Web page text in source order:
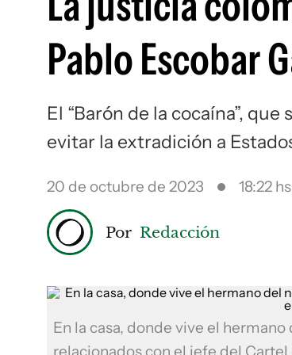
Pablo Escobar
El “Barón de la cocaína”,
evitar la extradición a
20 de octubre de 2023 18:22 hs
Por Redacción
En la casa, donde vive el